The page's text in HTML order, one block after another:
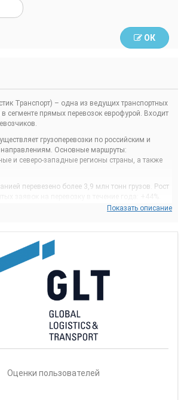
ОК
Транспорт) – одна из ведущих транспортных
сегменте прямых перевозок еврофурой. Входит
грузоперевозки по российским и
Основные маршруты:
и северо-западные регионы страны, а также
перевезено более 3,9 млн тонн грузов. Рост
насчитывает >1380 автопоездов, 150 единиц
В 2021 году GLT приобрела 70 новых
автопарка – 2,5 года.
крупнейшие торговые сети и
компании: М-Видео, Детский Мир, Спортмастер,
Магнит, Балтика, Сибур.
предприятий и филиалов,
Дзержинске, Уфе, Самаре, Волгограде,
и Минеральных Водах.
собственного и стороннего парка
ответственного хранения класса А в Москве
Показать описание
Оценки пользователей